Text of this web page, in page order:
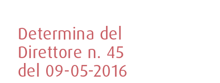
Determina del
Direttore n. 45
del 09-05-2016